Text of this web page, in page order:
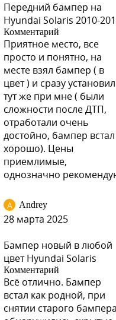
PGU - WHITE CRYSTAL
PGU - WHITE CRYSTAL
PGU - WHITE CRYSTAL
VEA - SILVER BLUE, ICE
VEA - SILVER BLUE, ICE
Передний бампер на
Hyundai Solaris 2010-
Комментарий
Приятное место, все
просто и понятно, на
месте взял бампер ( в
цвет ) и сразу
тут же при мне ( были
сложности после ДТП,
отработали очень
достойно, бампер встал
хорошо). Цены
приемлимые,
однозначно
A Andrey
28 марта 2025
Бампер новый в любой
цвет Hyundai Solaris
Комментарий
Всё отлично. Бампер
встал как родной, при
снятии старого бампера